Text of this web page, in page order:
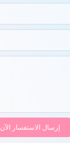
إرسال الاستفسار الآن